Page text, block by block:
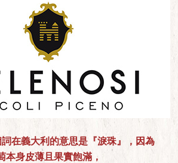
在義大利的意思是『淚珠』，因為
本身皮薄且果實飽滿，